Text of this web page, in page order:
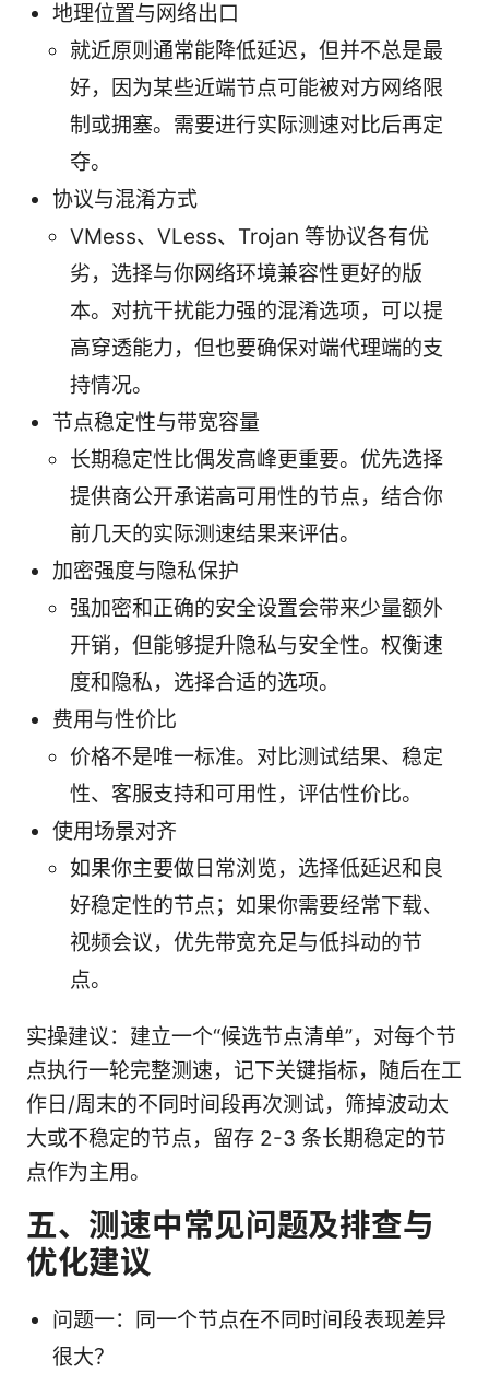
地理位置与网络出口
就近原则通常能降低延迟，但并不总是最
好，因为某些近端节点可能被对方网络限
制或拥塞。需要进行实际测速对比后再定
夺。
协议与混淆方式
VMess、VLess、Trojan 等协议各有优
劣，选择与你网络环境兼容性更好的版
本。对抗干扰能力强的混淆选项，可以提
高穿透能力，但也要确保对端代理端的支
持情况。
节点稳定性与带宽容量
长期稳定性比偶发高峰更重要。优先选择
提供商公开承诺高可用性的节点，结合你
前几天的实际测速结果来评估。
加密强度与隐私保护
强加密和正确的安全设置会带来少量额外
开销，但能够提升隐私与安全性。权衡速
度和隐私，选择合适的选项。
费用与性价比
价格不是唯一标准。对比测试结果、稳定
性、客服支持和可用性，评估性价比。
使用场景对齐
如果你主要做日常浏览，选择低延迟和良
好稳定性的节点；如果你需要经常下载、
视频会议，优先带宽充足与低抖动的节
点。
实操建议：建立一个“候选节点清单”，对每个节
点执行一轮完整测速，记下关键指标，随后在工
作日/周末的不同时间段再次测试，筛掉波动太
大或不稳定的节点，留存 2-3 条长期稳定的节
点作为主用。
五、测速中常见问题及排查与
优化建议
问题一：同一个节点在不同时间段表现差异
很大？